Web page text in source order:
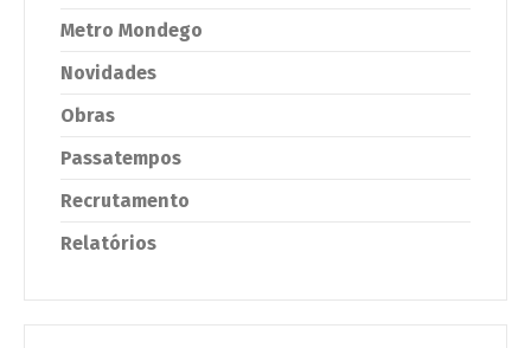
Metro Mondego
Novidades
Obras
Passatempos
Recrutamento
Relatórios